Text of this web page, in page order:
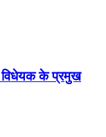
विधेयक के प्रमुख